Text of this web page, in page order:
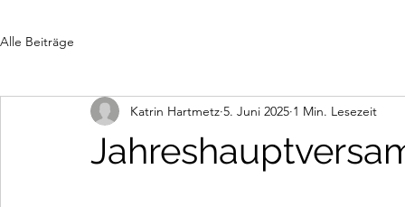
Alle Beiträge
Katrin Hartmetz 5. Juni 2025 1 Min. Lesezeit